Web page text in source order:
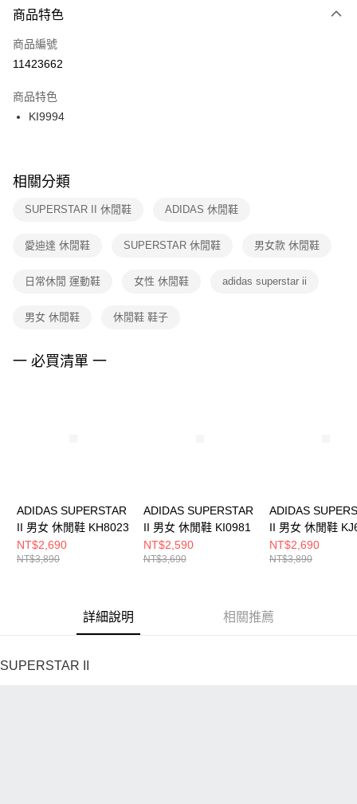
３．安心：先確認商品／服務後，再付款。
【「AFTEE先享後付」結帳流程】
１．於結帳方式選擇「AFTEE先享後付」後，將跳轉至「AFTEE先享後付」
２．訂單成立數日內，您將收到繳費通知簡訊。
３．收到繳費通知簡訊後14天內，點擊此簡訊中的連結，可透過四大超商／
ATM／網路銀行／等多元方式進行付款，方視為交易完成。
※ 交易是否成功請以「AFTEE先享後付 」之結帳頁面顯示為準，若有關於
是否繳費成功／繳費後需取消欲退款等相關疑問，請聯繫「AFTEE先享後付
客戶支援中心」https://netprotections.freshdesk.com/support/home
１．透過由恩沛科技股份有限公司提供之「AFTEE先享後付」服務完成之交
權轉讓予恩沛科技股份有限公司。
３．未成年的使用者請事先徵得法定代理人或監護人之同意方可使用
４．使用「AFTEE先享後付」時，將依據個別帳號之用戶狀況，依本公司即
每筆NT$100，滿NT$1,500(含以上)免運費
宅配
每筆NT$100，滿NT$1,500(含以上)免運費
付款後門市自取
每筆NT$100，滿NT$1,500(含以上)免運費
商品特色
商品編號
11423662
商品特色
KI9994
相關分類
SUPERSTAR II 休閒鞋 ADIDAS 休閒鞋
愛迪達 休閒鞋 SUPERSTAR 休閒鞋 男女款 休閒鞋
日常休閒 運動鞋 女性 休閒鞋 adidas superstar ii
男女 休閒鞋 休閒鞋 鞋子
一 必買清單 一
ADIDAS SUPERSTAR
II 男女 休閒鞋 KH8023
NT$2,690
NT$3,890
ADIDAS SUPERSTAR
II 男女 休閒鞋 KI0981
NT$2,590
NT$3,690
ADIDAS
II 男女 休閒鞋
NT$2,690
NT$3,890
詳細說明 相關推薦
SUPERSTAR II